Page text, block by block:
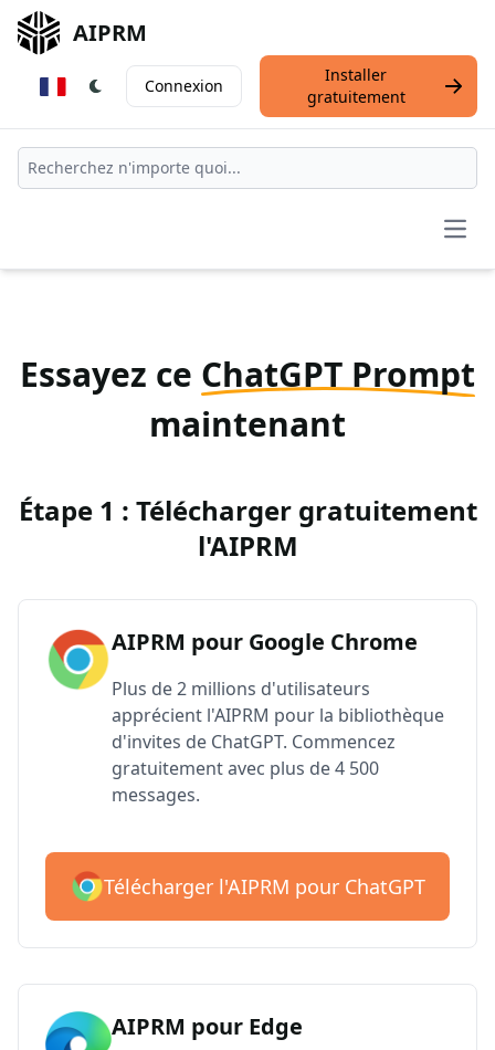
AIPRM
Connexion
Installer
gratuitement
Essayez ce ChatGPT Prompt
maintenant
Étape 1 : Télécharger gratuitement
l'AIPRM
AIPRM pour Google Chrome
Plus de 2 millions d'utilisateurs
apprécient l'AIPRM pour la bibliothèque
d'invites de ChatGPT. Commencez
gratuitement avec plus de 4 500
messages.
Télécharger l'AIPRM pour ChatGPT
AIPRM pour Edge